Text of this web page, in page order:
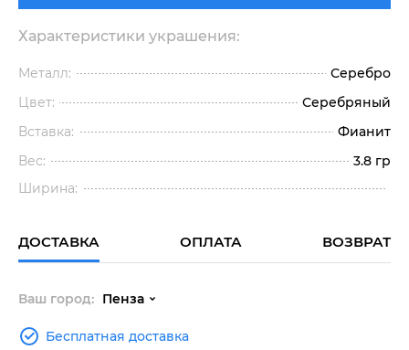
Характеристики украшения:
Металл:
Серебро
Цвет:
Серебряный
Вставка:
Фианит
Вес:
3.8 гр
Ширина:
ДОСТАВКА ОПЛАТА ВОЗВРАТ
Ваш город: Пенза
Бесплатная доставка